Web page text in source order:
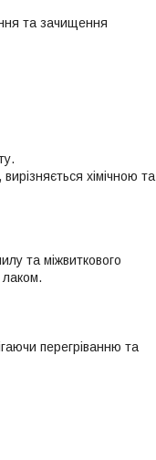
та зачищення
хімічною та
та міжвиткового
перегріванню та